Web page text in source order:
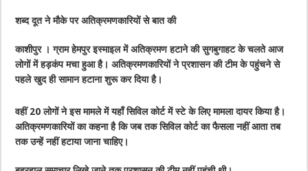
शब्द दूत ने मौके पर अतिक्रमणकारियों से बात की
काशीपुर । ग्राम हेमपुर इस्माइल में अतिक्रमण हटाने की सुगबुगाहट के चलते आज
लोगों में हड़कंप मचा हुआ है। अतिक्रमणकारियों ने प्रशासन की टीम के पहुंचने से
पहले खुद ही सामान हटाना शुरू कर दिया है।
वहीं 20 लोगों ने इस मामले में यहाँ सिविल कोर्ट में स्टे के लिए मामला दायर किया है।
अतिक्रमणकारियों का कहना है कि जब तक सिविल कोर्ट का फैसला नहीं आता तब
तक उन्हें नहीं हटाया जाना चाहिए।